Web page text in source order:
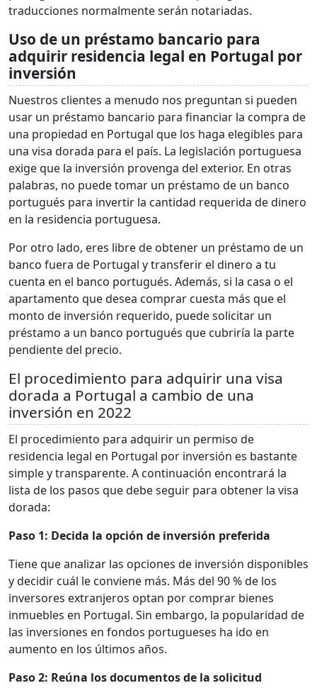
traducciones normalmente serán notariadas.
Uso de un préstamo bancario para
adquirir residencia legal en Portugal por
inversión
Nuestros clientes a menudo nos preguntan si pueden
usar un préstamo bancario para financiar la compra de
una propiedad en Portugal que los haga elegibles para
una visa dorada para el país. La legislación portuguesa
exige que la inversión provenga del exterior. En otras
palabras, no puede tomar un préstamo de un banco
portugués para invertir la cantidad requerida de dinero
en la residencia portuguesa.
Por otro lado, eres libre de obtener un préstamo de un
banco fuera de Portugal y transferir el dinero a tu
cuenta en el banco portugués. Además, si la casa o el
apartamento que desea comprar cuesta más que el
monto de inversión requerido, puede solicitar un
préstamo a un banco portugués que cubriría la parte
pendiente del precio.
El procedimiento para adquirir una visa
dorada a Portugal a cambio de una
inversión en 2022
El procedimiento para adquirir un permiso de
residencia legal en Portugal por inversión es bastante
simple y transparente. A continuación encontrará la
lista de los pasos que debe seguir para obtener la visa
dorada:
Paso 1: Decida la opción de inversión preferida
Tiene que analizar las opciones de inversión disponibles
y decidir cuál le conviene más. Más del 90 % de los
inversores extranjeros optan por comprar bienes
inmuebles en Portugal. Sin embargo, la popularidad de
las inversiones en fondos portugueses ha ido en
aumento en los últimos años.
Paso 2: Reúna los documentos de la solicitud